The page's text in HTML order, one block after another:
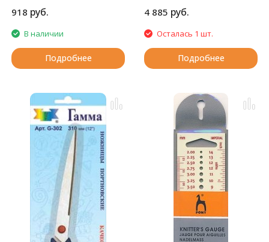
918 руб.
В наличии
Подробнее
Магнитное крепление –
держатель клубка фиксируется
на магните, что делает его
легкосъемным и удобным в
использовании. Вы можете
легко снять или установить его
в одно движение.
позволяет нити свободно
скользить, не создавая
натяжения и препятствий.
Натуральное дерево – прочная
и эстетичная конструкция,
которая гармонично впишется
в ваш вязальный уголок.
Компактный и устойчивый –
подставка не занимает много
места и надежно фиксируется
на поверхности.
Выдерживает вес 200 грамм —
идеально для разных типов
4 885 руб.
Осталась 1 шт.
Подробнее